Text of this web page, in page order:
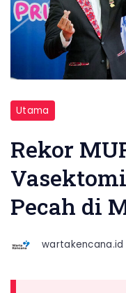
BKKBN
Wihaji
menerima
piagam
Rekor
dari
Manager
Utama
Rekor
Pecah di
wartakencana.id